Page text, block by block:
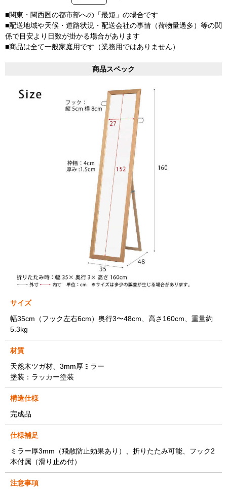
■関東・関西圏の都市部への「最短」の場合です
■配送地域や天候・道路状況・配送会社の事情（荷物量過多）等の関
係で目安より日数が掛かる場合があります
■商品は全て一般家庭用です（業務用ではありません）
商品スペック
サイズ
幅35cm（フック左右6cm）奥行3〜48cm、高さ160cm、重量約
5.3kg
材質
天然木ツガ材、3mm厚ミラー
塗装：ラッカー塗装
構造仕様
完成品
仕様補足
ミラー厚3mm（飛散防止効果あり）、折りたたみ可能、フック2
本付属（滑り止め付）
注意事項